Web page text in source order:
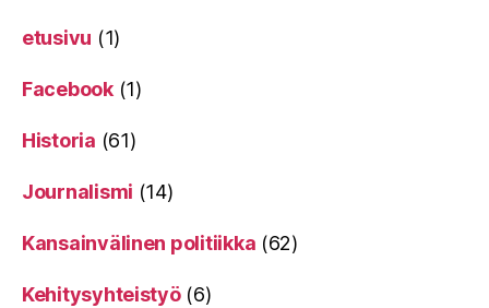
etusivu (1)
Facebook(1)
Historia (61)
Journalismi (14)
Kansainvälinen politiikka (62)
Kehitysyhteistyö(6)